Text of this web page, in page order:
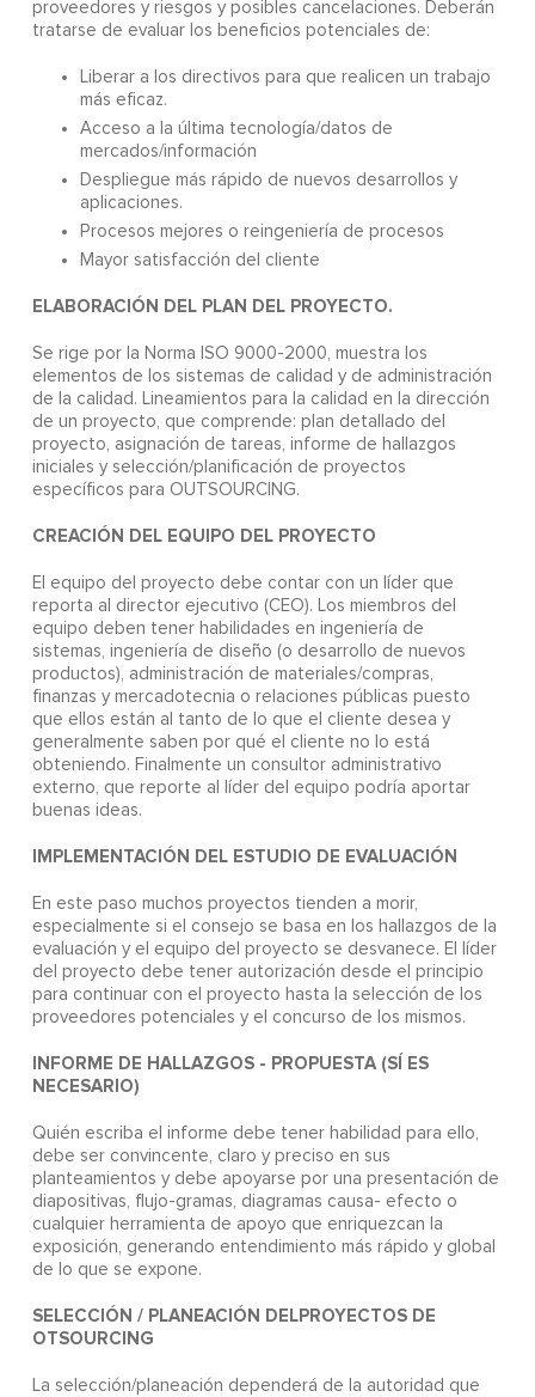
proveedores y riesgos y posibles cancelaciones. Deberán
tratarse de evaluar los beneficios potenciales de:
Liberar a los directivos para que realicen un trabajo
más eficaz.
Acceso a la última tecnología/datos de
mercados/información
Despliegue más rápido de nuevos desarrollos y
aplicaciones.
Procesos mejores o reingeniería de procesos
Mayor satisfacción del cliente
ELABORACIÓN DEL PLAN DEL PROYECTO.
Se rige por la Norma ISO 9000-2000, muestra los
elementos de los sistemas de calidad y de administración
de la calidad. Lineamientos para la calidad en la dirección
de un proyecto, que comprende: plan detallado del
proyecto, asignación de tareas, informe de hallazgos
iniciales y selección/planificación de proyectos
específicos para OUTSOURCING.
CREACIÓN DEL EQUIPO DEL PROYECTO
El equipo del proyecto debe contar con un líder que
reporta al director ejecutivo (CEO). Los miembros del
equipo deben tener habilidades en ingeniería de
sistemas, ingeniería de diseño (o desarrollo de nuevos
productos), administración de materiales/compras,
finanzas y mercadotecnia o relaciones públicas puesto
que ellos están al tanto de lo que el cliente desea y
generalmente saben por qué el cliente no lo está
obteniendo. Finalmente un consultor administrativo
externo, que reporte al líder del equipo podría aportar
buenas ideas.
IMPLEMENTACIÓN DEL ESTUDIO DE EVALUACIÓN
En este paso muchos proyectos tienden a morir,
especialmente si el consejo se basa en los hallazgos de la
evaluación y el equipo del proyecto se desvanece. El líder
del proyecto debe tener autorización desde el principio
para continuar con el proyecto hasta la selección de los
proveedores potenciales y el concurso de los mismos.
INFORME DE HALLAZGOS - PROPUESTA (SÍ ES
NECESARIO)
Quién escriba el informe debe tener habilidad para ello,
debe ser convincente, claro y preciso en sus
planteamientos y debe apoyarse por una presentación de
diapositivas, flujo-gramas, diagramas causa- efecto o
cualquier herramienta de apoyo que enriquezcan la
exposición, generando entendimiento más rápido y global
de lo que se expone.
SELECCIÓN / PLANEACIÓN DELPROYECTOS DE
OTSOURCING
La selección/planeación dependerá de la autoridad que